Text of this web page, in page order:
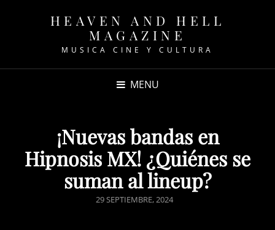
HEAVEN AND HELL
MAGAZINE
MUSICA CINE Y CULTURA
MENU
¡Nuevas bandas en
Hipnosis MX! ¿Quiénes se
suman al lineup?
POSTED
29 SEPTIEMBRE, 2024